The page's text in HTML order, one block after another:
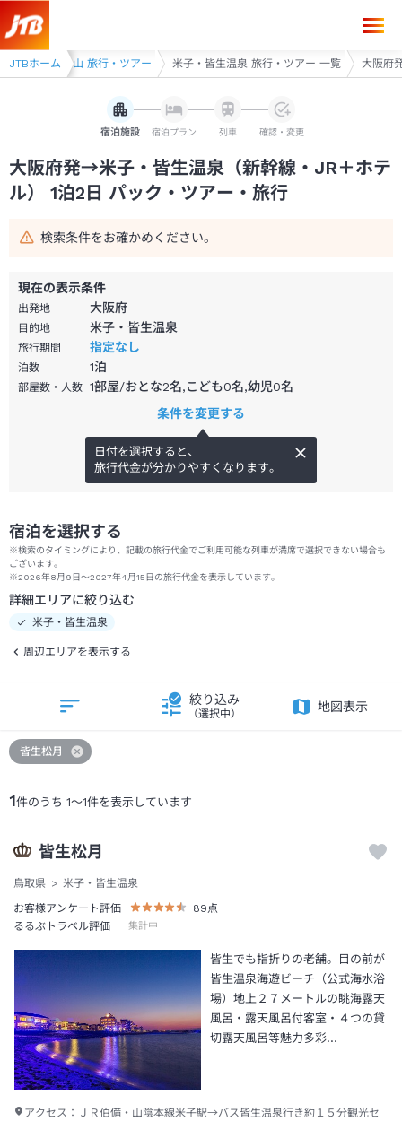
JTBホーム
生・境港・大山 旅行・ツアー 米子・皆生温泉 旅行・ツアー 一覧 大阪府
宿泊施設 宿泊プラン 列車 確認・変更
大阪府発→米子・皆生温泉（新幹線・JR＋ホテ
ル） 1泊2日 パック・ツアー・旅行
検索条件をお確かめください。
現在の表示条件
出発地 大阪府
目的地 米子・皆生温泉
旅行期間 指定なし
泊数 1泊
部屋数・人数 1部屋/おとな2名,こども0名,幼児0名
条件を変更する
日付を選択すると、
旅行代金が分かりやすくなります。
宿泊を選択する
※検索のタイミングにより、記載の旅行代金でご利用可能な列車が満席で選択できない場合も
ございます。
※2026年8月9日～2027年4月15日の旅行代金を表示しています。
詳細エリアに絞り込む
米子・皆生温泉
周辺エリアを表示する
1件のうち 1～1件を表示しています
絞り込み
（選択中）
地図表示
皆生松月
皆生松月
鳥取県
米子・皆生温泉
お客様アンケート評価
89 点
るるぶトラベル評価
集計中
皆生でも指折りの老舗。目の前が
皆生温泉海遊ビーチ（公式海水浴
場）地上２７メートルの眺海露天
風呂・露天風呂付客室・４つの貸
切露天風呂等魅力多彩…
アクセス： ＪＲ伯備・山陰本線米子駅→バス皆生温泉行き約１５分観光セ